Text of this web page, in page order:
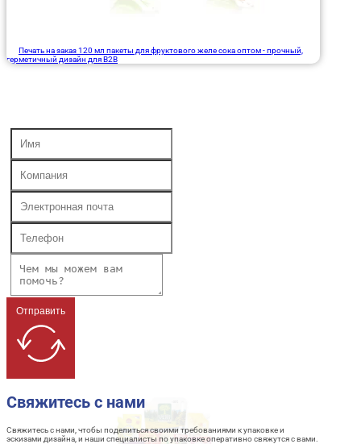
Печать на заказ 120 мл пакеты для фруктового желе сока оптом - прочный,
герметичный дизайн для B2B
Отправить
Свяжитесь с нами
Свяжитесь с нами, чтобы поделиться своими требованиями к упаковке и
эскизами дизайна, и наши специалисты по упаковке оперативно свяжутся с вами.